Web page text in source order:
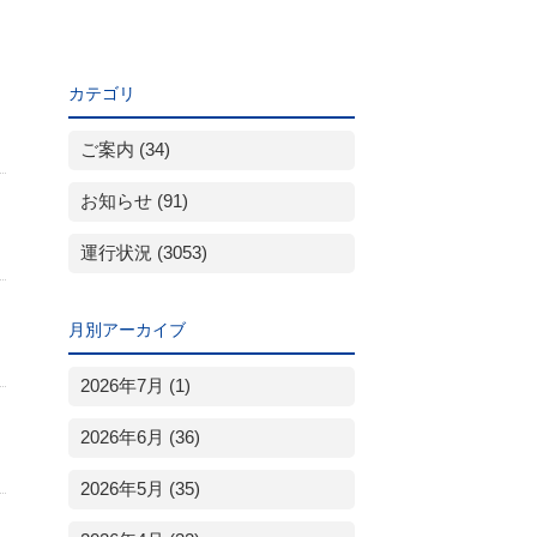
カテゴリ
ご案内 (34)
お知らせ (91)
運行状況 (3053)
月別アーカイブ
2026年7月 (1)
2026年6月 (36)
2026年5月 (35)